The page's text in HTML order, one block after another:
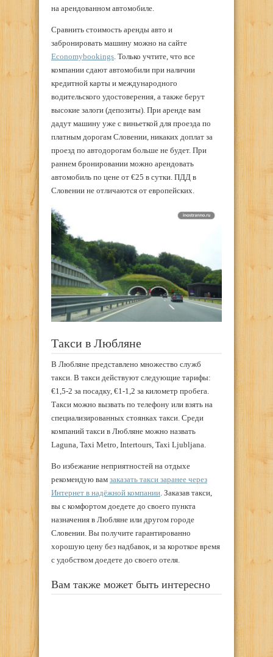
на арендованном автомобиле.
Сравнить стоимость аренды авто и
забронировать машину можно на сайте
Economybookings . Только учтите, что все
компании сдают автомобили при наличии
кредитной карты и международного
водительского удостоверения, а также берут
высокие залоги (депозиты). При аренде вам
дадут машину уже с виньеткой для проезда по
платным дорогам Словении, никаких доплат за
проезд по автодорогам больше не будет. При
раннем бронировании можно арендовать
автомобиль по цене от €25 в сутки. ПДД в
Словении не отличаются от европейских.
Такси в Любляне
В Любляне представлено множество служб
такси. В такси действуют следующие тарифы:
€1,5-2 за посадку, €1-1,2 за километр пробега.
Такси можно вызвать по телефону или взять на
специализированных стоянках такси. Среди
компаний такси в Любляне можно назвать
Laguna, Taxi Metro, Intertours, Taxi Ljubljana.
Во избежание неприятностей на отдыхе
рекомендую вам заказать такси заранее через
Интернет в надёжной компании. Заказав такси,
вы с комфортом доедете до своего пункта
назначения в Любляне или другом городе
Словении. Вы получите гарантированно
хорошую цену без надбавок, и за короткое время
с удобством доедете до своего отеля.
Вам также может быть интересно